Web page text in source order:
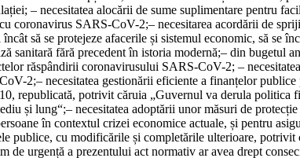
– necesitatea alocării de sume suplimentare pentru
coronavirus SARS-CoV-2;– necesitarea acordării de
să se protejeze afacerile și sistemul economic, să se
sanitară fără precedent în istoria modernă;– din bugetul
răspândirii coronavirusului SARS-CoV-2; –
2;– necesitatea gestionării eficiente a finanțelor
republicată, potrivit căruia „Guvernul va derula politica
și lung“;– necesitatea adoptării unor măsuri de
în contextul crizei economice actuale, și pentru
publice, cu modificările și completările ulterioare,
de urgență a prezentului act normativ ar avea drept